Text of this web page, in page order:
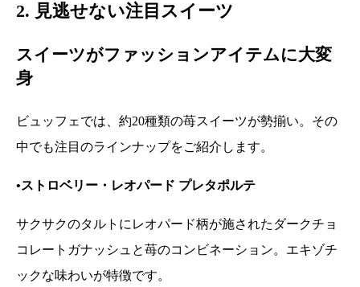
2. 見逃せない注目スイーツ
スイーツがファッションアイテムに大変
身
ビュッフェでは、約20種類の苺スイーツが勢揃い。その
中でも注目のラインナップをご紹介します。
•ストロベリー・レオパード プレタポルテ
サクサクのタルトにレオパード柄が施されたダークチョ
コレートガナッシュと苺のコンビネーション。エキゾチ
ックな味わいが特徴です。